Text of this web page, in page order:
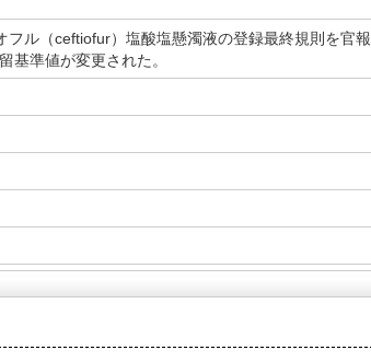
ル（ceftiofur）塩酸塩懸濁液の登録最終規則を官報
基準値が変更された。